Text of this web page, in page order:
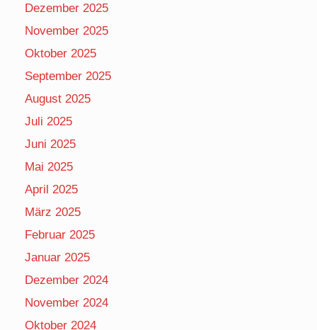
Dezember 2025
November 2025
Oktober 2025
September 2025
August 2025
Juli 2025
Juni 2025
Mai 2025
April 2025
März 2025
Februar 2025
Januar 2025
Dezember 2024
November 2024
Oktober 2024